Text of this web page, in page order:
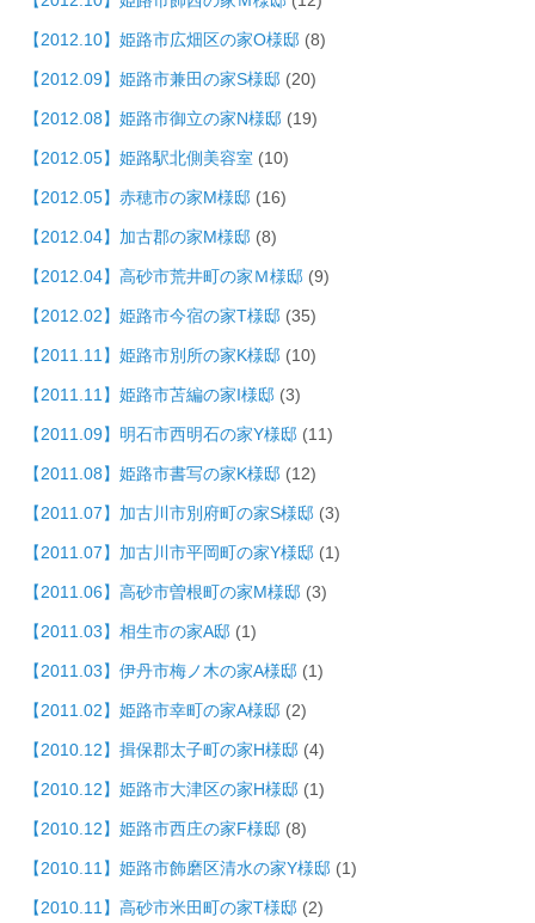
【2012.10】姫路市広畑区の家O様邸 (8)
【2012.09】姫路市兼田の家S様邸 (20)
【2012.08】姫路市御立の家N様邸 (19)
【2012.05】姫路駅北側美容室 (10)
【2012.05】赤穂市の家M様邸 (16)
【2012.04】加古郡の家M様邸 (8)
【2012.04】高砂市荒井町の家Ｍ様邸 (9)
【2012.02】姫路市今宿の家T様邸 (35)
【2011.11】姫路市別所の家K様邸 (10)
【2011.11】姫路市苫編の家I様邸 (3)
【2011.09】明石市西明石の家Y様邸 (11)
【2011.08】姫路市書写の家K様邸 (12)
【2011.07】加古川市別府町の家S様邸 (3)
【2011.07】加古川市平岡町の家Y様邸 (1)
【2011.06】高砂市曽根町の家M様邸 (3)
【2011.03】相生市の家A邸 (1)
【2011.03】伊丹市梅ノ木の家A様邸 (1)
【2011.02】姫路市幸町の家A様邸 (2)
【2010.12】揖保郡太子町の家H様邸 (4)
【2010.12】姫路市大津区の家H様邸 (1)
【2010.12】姫路市西庄の家F様邸 (8)
【2010.11】姫路市飾磨区清水の家Y様邸 (1)
【2010.11】高砂市米田町の家T様邸 (2)